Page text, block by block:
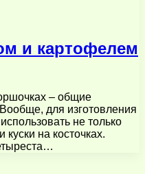
и картофелем
– общие
для изготовления
не только
на косточках.